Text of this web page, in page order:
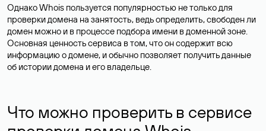
Однако Whois пользуется популярностью не только для
проверки домена на занятость, ведь определить, свободен ли
домен можно и в процессе подбора имени в доменной зоне.
Основная ценность сервиса в том, что он содержит всю
информацию о домене, и обычно позволяет получить данные
об истории домена и его владельце.
Что можно проверить в сервисе